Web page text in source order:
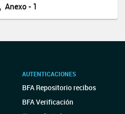
Anexo - 1
AUTENTICACIONES
BFA Repositorio recibos
BFA Verificación